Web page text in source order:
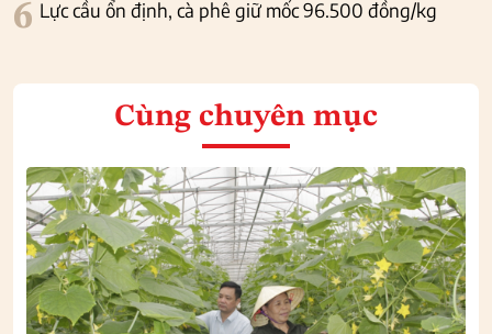
6 Lực cầu ổn định, cà phê giữ mốc 96.500 đồng/kg
Cùng chuyên mục